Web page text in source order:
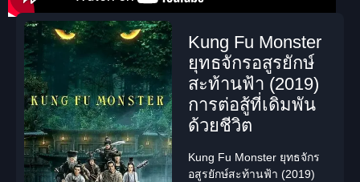
Kung Fu Monster
ยุทธจักรอสูรยักษ์
สะท้านฟ้า (2019)
การต่อสู้ที่เดิมพัน
ด้วยชีวิต
Kung Fu Monster ยุทธจักร
อสูรยักษ์สะท้านฟ้า (2019)